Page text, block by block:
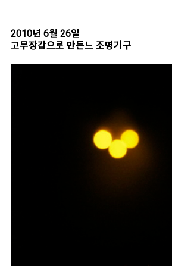
2010년 6월 26일
고무장갑으로 만든느 조명기구